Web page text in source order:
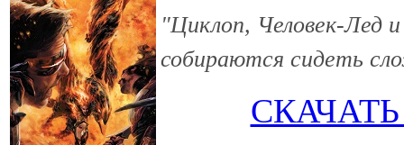
"Циклоп, Человек-Лед
собираются сидеть